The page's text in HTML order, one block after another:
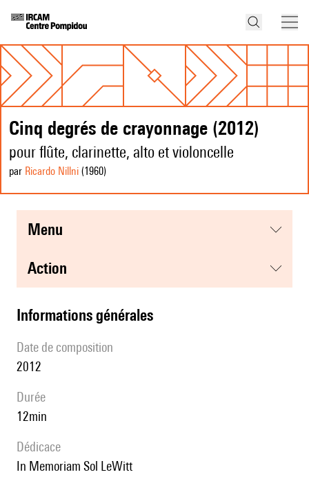
Cinq degrés de crayonnage (2012)
pour flûte, clarinette, alto et violoncelle
par Ricardo Nillni (1960)
menu
action
informations générales
date de composition
2012
durée
12min
Dédicace
In Memoriam Sol LeWitt